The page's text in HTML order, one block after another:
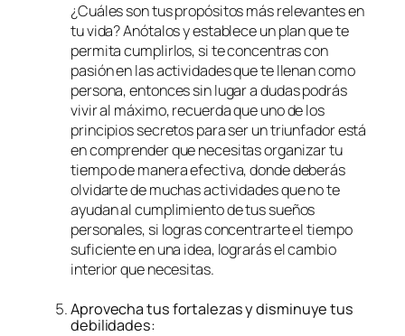
¿Cuáles son tus propósitos más relevantes en
tu vida? Anótalos y establece un plan que te
permita cumplirlos, si te concentras con
pasión en las actividades que te llenan como
persona, entonces sin lugar a dudas podrás
vivir al máximo, recuerda que uno de los
principios secretos para ser un triunfador está
en comprender que necesitas organizar tu
tiempo de manera efectiva, donde deberás
olvidarte de muchas actividades que no te
ayudan al cumplimiento de tus sueños
personales, si logras concentrarte el tiempo
suficiente en una idea, lograrás el cambio
interior que necesitas.
Aprovecha tus fortalezas y disminuye tus
debilidades: